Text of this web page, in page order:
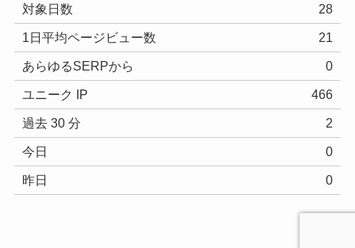
対象日数
28
1日平均ページビュー数
21
あらゆるSERPから
0
ユニーク IP
466
過去 30 分
2
今日
0
昨日
0